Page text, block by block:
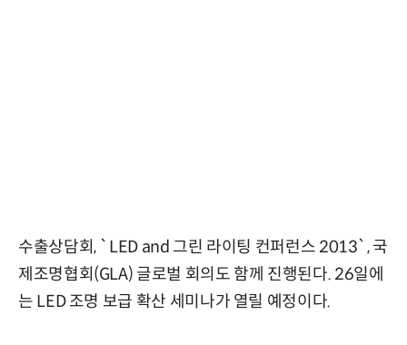
수출상담회, `LED and 그린 라이팅 컨퍼런스 2013`, 국
제조명협회(GLA) 글로벌 회의도 함께 진행된다. 26일에
는 LED 조명 보급 확산 세미나가 열릴 예정이다.